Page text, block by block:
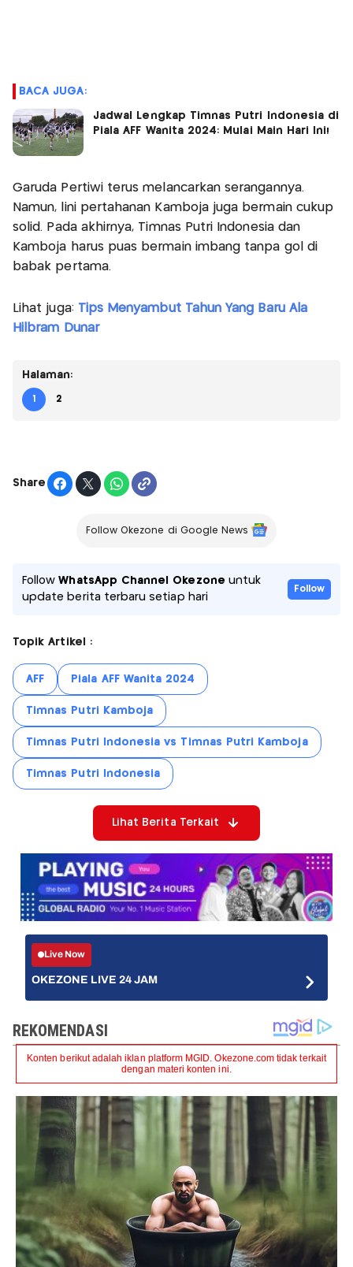
BACA JUGA:
Jadwal Lengkap Timnas Putri Indonesia di
Piala AFF Wanita 2024: Mulai Main Hari Ini!
Garuda Pertiwi terus melancarkan serangannya.
Namun, lini pertahanan Kamboja juga bermain cukup
solid. Pada akhirnya, Timnas Putri Indonesia dan
Kamboja harus puas bermain imbang tanpa gol di
babak pertama.
Lihat juga: Tips Menyambut Tahun Yang Baru Ala
Hilbram Dunar
Halaman:
1 2
Share
Follow Okezone di Google News
FollowWhatsApp Channel Okezone untuk
update berita terbaru setiap hari
Follow
Topik Artikel :
AFF Piala AFF Wanita 2024
Timnas Putri Kamboja
Timnas Putri Indonesia vs Timnas Putri Kamboja
Timnas Putri Indonesia
Lihat Berita Terkait
Live Now
OKEZONE LIVE 24 JAM